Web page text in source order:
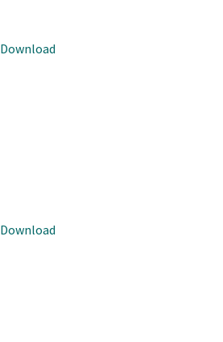
Download
Download